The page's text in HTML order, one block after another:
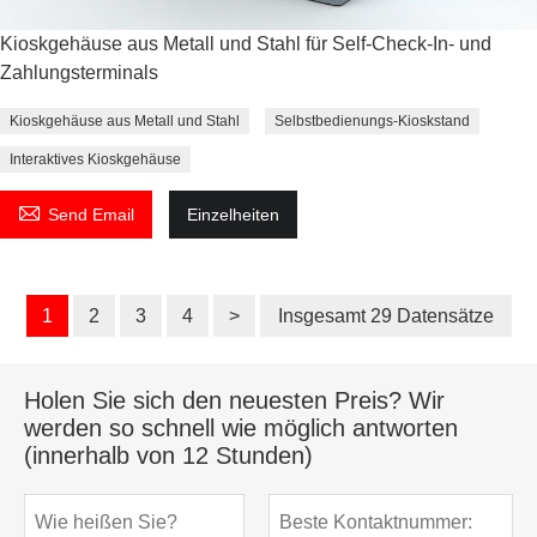
Kioskgehäuse aus Metall und Stahl für Self-Check-In- und
Zahlungsterminals
Kioskgehäuse aus Metall und Stahl Selbstbedienungs-Kioskstand
Interaktives Kioskgehäuse
 Send Email Einzelheiten
1 2 3 4 > Insgesamt 29 Datensätze
Holen Sie sich den neuesten Preis? Wir
werden so schnell wie möglich antworten
(innerhalb von 12 Stunden)